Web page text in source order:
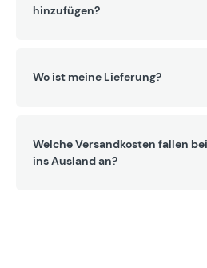
hinzufügen?
Wo ist meine Lieferung?
Welche Versandkosten fallen
ins Ausland an?